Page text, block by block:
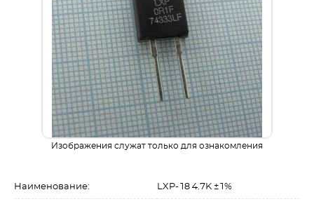
Изображения служат только для ознакомления
Наименование: LXP-18 4.7K ±1%